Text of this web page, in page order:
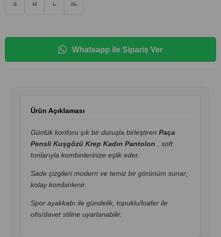
S M L XL
Whatsapp ile Sipariş Ver
Ürün Açıklaması
Günlük konforu şık bir duruşla birleştiren Paça
Pensli Kuşgözü Krep Kadın Pantolon
, soft
tonlarıyla kombinlerinize eşlik eder.
Sade çizgileri modern ve temiz bir görünüm sunar;
kolay kombinlenir.
Spor ayakkabı ile gündelik, topuklu/loafer ile
ofis/davet stiline uyarlanabilir.